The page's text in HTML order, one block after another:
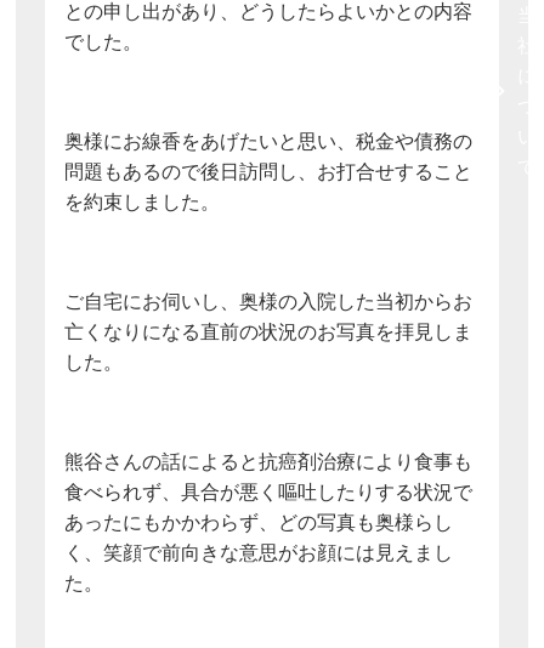
との申し出があり、どうしたらよいかとの内容
でした。
奥様にお線香をあげたいと思い、税金や債務の
問題もあるので後日訪問し、お打合せすること
を約束しました。
ご自宅にお伺いし、奥様の入院した当初からお
亡くなりになる直前の状況のお写真を拝見しま
した。
熊谷さんの話によると抗癌剤治療により食事も
食べられず、具合が悪く嘔吐したりする状況で
あったにもかかわらず、どの写真も奥様らし
く、笑顔で前向きな意思がお顔には見えまし
た。